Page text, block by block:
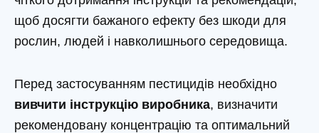
щоб досягти бажаного ефекту без шкоди для
рослин, людей і навколишнього середовища.
Перед застосуванням пестицидів необхідно
вивчити інструкцію виробника, визначити
рекомендовану концентрацію та оптимальний